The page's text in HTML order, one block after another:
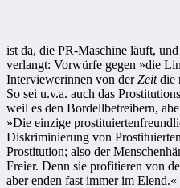
ist da, die PR-Maschine läuft,
verlangt: Vorwürfe gegen »die
Interviewerinnen von derZeitdie
So sei u.v.a. auch das
weil es den Bordellbetreibern,
»Die einzige
Diskriminierung von
Prostitution; also der
Freier. Denn sie profitieren von
aber enden fast immer im Elend.«